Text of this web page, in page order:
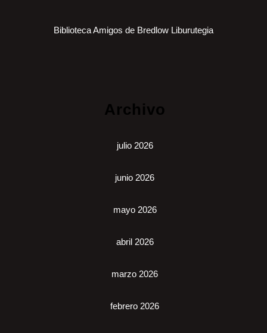
Biblioteca Amigos de Bredlow Liburutegia
Archivo
julio 2026
junio 2026
mayo 2026
abril 2026
marzo 2026
febrero 2026